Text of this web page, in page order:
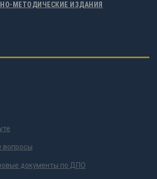
МЕТОДИЧЕСКИЕ ИЗДАНИЯ
вопросы
документы по ДПО